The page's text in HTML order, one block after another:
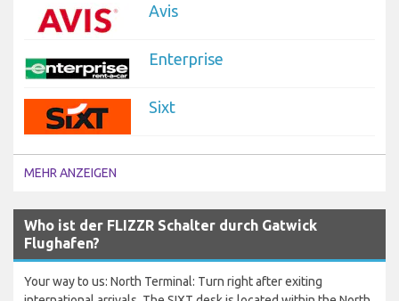
Avis
Enterprise
Sixt
MEHR ANZEIGEN
Who ist der FLIZZR Schalter durch Gatwick
Flughafen?
Your way to us: North Terminal: Turn right after exiting